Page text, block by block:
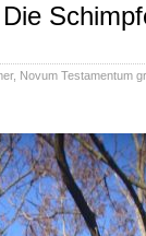
, Novum Testamentum